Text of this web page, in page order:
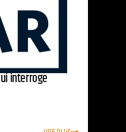
interroge